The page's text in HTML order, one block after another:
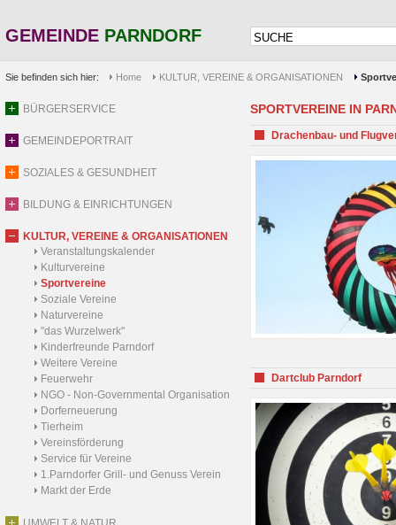
GEMEINDE PARNDORF
Sie befinden sich hier: Home KULTUR, VEREINE & ORGANISATIONEN
BÜRGERSERVICE
GEMEINDEPORTRAIT
SOZIALES & GESUNDHEIT
BILDUNG & EINRICHTUNGEN
KULTUR, VEREINE & ORGANISATIONEN
Veranstaltungskalender
Kulturvereine
Sportvereine
Soziale Vereine
Naturvereine
"das Wurzelwerk"
Kinderfreunde Parndorf
Weitere Vereine
Feuerwehr
NGO - Non-Governmental Organisation
Dorferneuerung
Tierheim
Vereinsförderung
Service für Vereine
1.Parndorfer Grill- und Genuss Verein
Markt der Erde
SPORTVEREINE IN
Drachenbau- und
Dartclub Parndorf